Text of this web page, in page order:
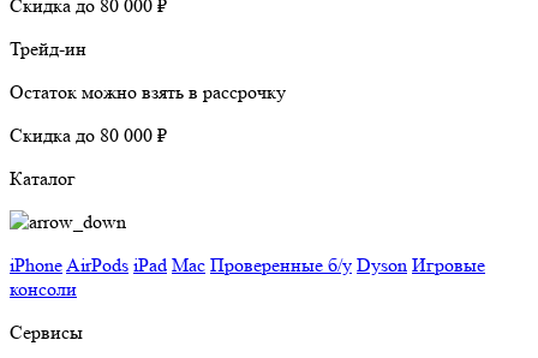
Скидка до 80 000 ₽
Трейд-ин
Остаток можно взять в рассрочку
Скидка до 80 000 ₽
Каталог
iPhoneAirPods iPad Mac Проверенные б/у Dyson Игровые
консоли
Сервисы